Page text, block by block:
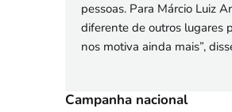
pessoas. Para Márcio Luiz
diferente de outros lugares
nos motiva ainda mais”,
Campanha nacional